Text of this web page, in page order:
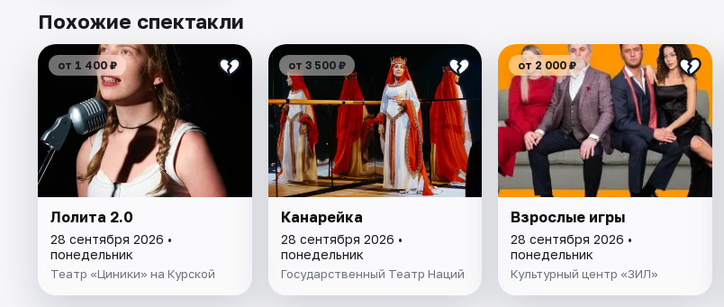
Похожие спектакли
от 1 400 ₽
Лолита 2.0
28 сентября 2026 •
понедельник
Театр «Циники» на Курской
от 3 500 ₽
Канарейка
28 сентября 2026 •
понедельник
Государственный Театр Наций
от 2 000 ₽
Взрослые игры
28 сентября 2026 •
понедельник
Культурный центр «ЗИЛ»